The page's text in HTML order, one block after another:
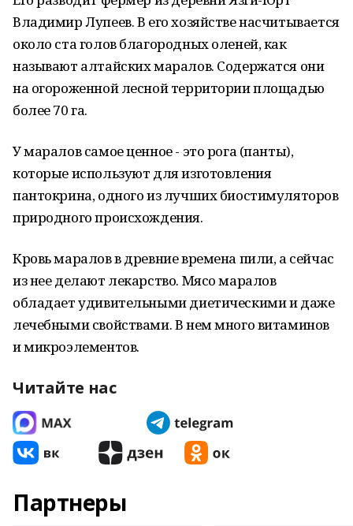
Владимир Лупеев. В его хозяйстве насчитывается
около ста голов благородных оленей, как
называют алтайских маралов. Содержатся они
на огороженной лесной территории площадью
более 70 га.
У маралов самое ценное - это рога (панты),
которые используют для изготовления
пантокрина, одного из лучших биостимуляторов
природного происхождения.
Кровь маралов в древние времена пили, а сейчас
из нее делают лекарство. Мясо маралов
обладает удивительными диетическими и даже
лечебными свойствами. В нем много витаминов
и микроэлементов.
Читайте нас
Партнеры